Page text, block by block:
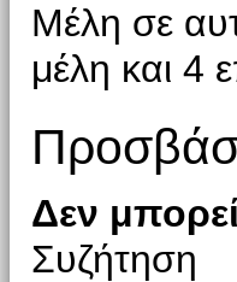
Μέλη σε
μέλη και 4
Δεν
Συζήτηση